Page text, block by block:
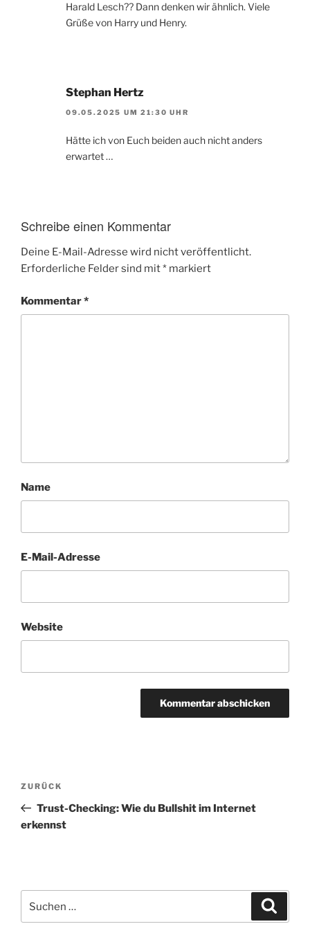
Harald Lesch?? Dann denken wir ähnlich. Viele
Grüße von Harry und Henry.
Stephan Hertz
09.05.2025 UM 21:30 UHR
Hätte ich von Euch beiden auch nicht anders
erwartet …
Schreibe einen Kommentar
Deine E-Mail-Adresse wird nicht veröffentlicht.
Erforderliche Felder sind mit* markiert
Kommentar*
Name
E-Mail-Adresse
Website
Beitragsnavigation
Vorheriger
Beitrag
ZURÜCK
Trust-Checking: Wie du Bullshit im Internet
erkennst
nach: